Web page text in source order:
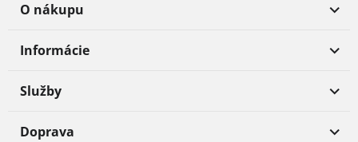
O nákupu
Informácie
Služby
Doprava